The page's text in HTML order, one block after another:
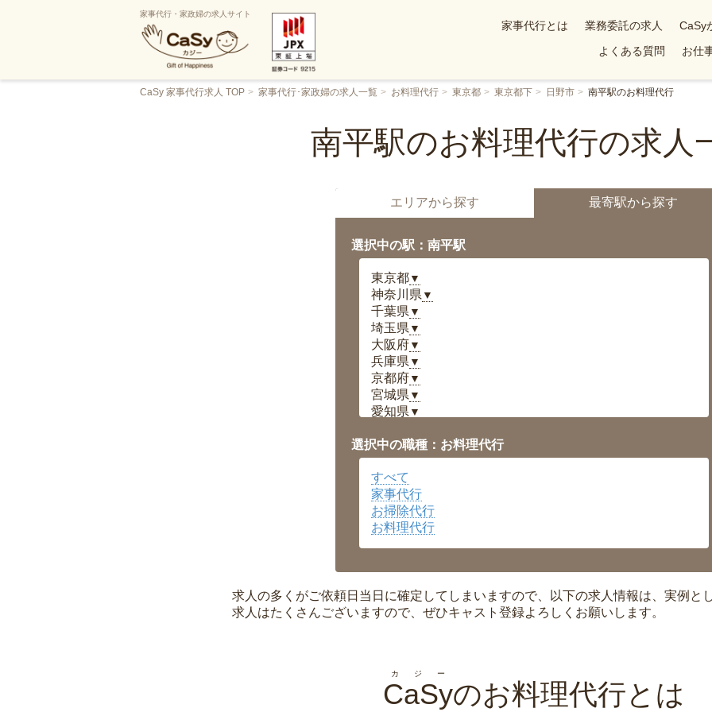
家事代行・家政婦の求人サイト
家事代行とは 業務委託の求人 CaSy
よくある質問
お仕
CaSy 家事代行求人 TOP 家事代行･家政婦の求人一覧 お料理代行 東京都 東京都下 日野市 南平駅のお料理代行
南平駅のお料理代行の求人
エリアから探す 最寄駅から探す
選択中の駅：南平駅
東京都▼
神奈川県 ▼
千葉県 ▼
埼玉県 ▼
大阪府▼
兵庫県 ▼
京都府▼
宮城県 ▼
愛知県 ▼
岡山県▼
広島県▼
沖縄県
選択中の職種：お料理代行
すべて
家事代行
お掃除代行
お料理代行
求人の多くがご依頼日当日に確定してしまいますので、以下の求人情報は、実例と
求人はたくさんございますので、ぜひキャスト登録よろしくお願いします。
CaSy
カジー
のお料理代行とは